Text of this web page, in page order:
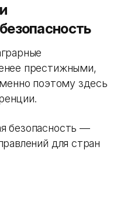
престижными,
поэтому здесь
безопасность —
для стран